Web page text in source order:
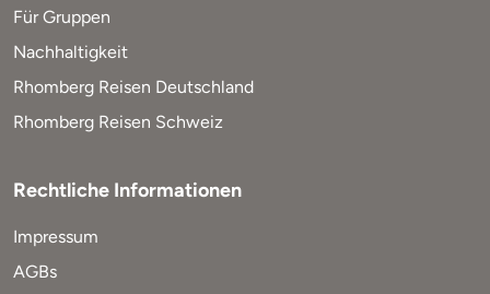
Für Gruppen
Nachhaltigkeit
Rhomberg Reisen Deutschland
Rhomberg Reisen Schweiz
Rechtliche Informationen
Impressum
AGBs